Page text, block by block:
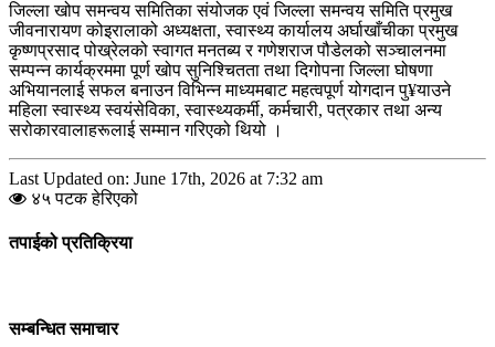
जिल्ला खोप समन्वय समितिका संयोजक एवं जिल्ला समन्वय समिति प्रमुख
जीवनारायण कोइरालाको अध्यक्षता, स्वास्थ्य कार्यालय अर्घाखाँचीका प्रमुख
कृष्णप्रसाद पोख्रेलको स्वागत मनतब्य र गणेशराज पौडेलको सञ्चालनमा
सम्पन्न कार्यक्रममा पूर्ण खोप सुनिश्चितता तथा दिगोपना जिल्ला घोषणा
अभियानलाई सफल बनाउन विभिन्न माध्यमबाट महत्वपूर्ण योगदान पु¥याउने
महिला स्वास्थ्य स्वयंसेविका, स्वास्थ्यकर्मी, कर्मचारी, पत्रकार तथा अन्य
सरोकारवालाहरूलाई सम्मान गरिएको थियो ।
Last Updated on: June 17th, 2026 at 7:32 am
४५ पटक हेरिएको
तपाईको प्रतिक्रिया
सम्बन्धित समाचार